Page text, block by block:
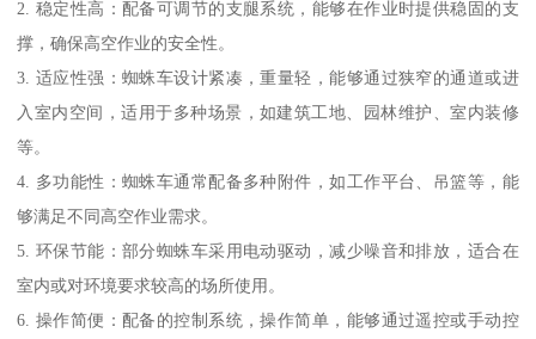
2. 稳定性高：配备可调节的支腿系统，能够在作业时提供稳固的支
撑，确保高空作业的安全性。
3. 适应性强：蜘蛛车设计紧凑，重量轻，能够通过狭窄的通道或进
入室内空间，适用于多种场景，如建筑工地、园林维护、室内装修
等。
4. 多功能性：蜘蛛车通常配备多种附件，如工作平台、吊篮等，能
够满足不同高空作业需求。
5. 环保节能：部分蜘蛛车采用电动驱动，减少噪音和排放，适合在
室内或对环境要求较高的场所使用。
6. 操作简便：配备的控制系统，操作简单，能够通过遥控或手动控